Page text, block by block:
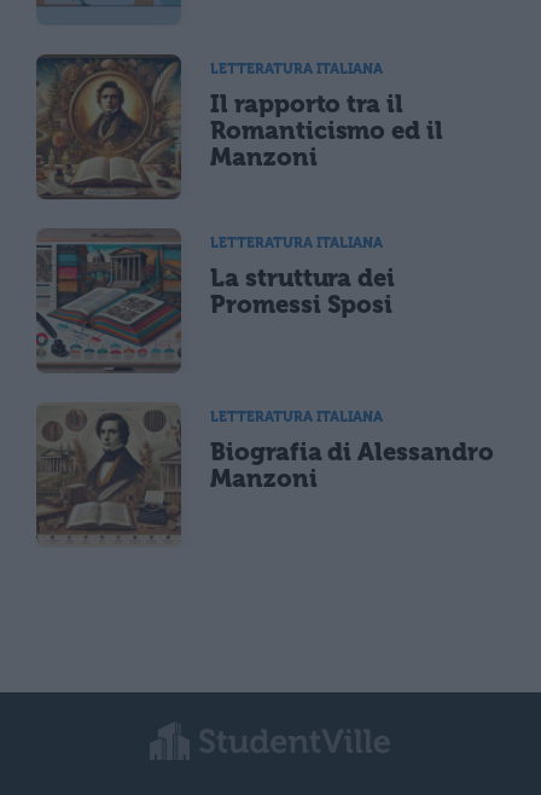
LETTERATURA ITALIANA
Il rapporto tra il
Romanticismo ed il
Manzoni
LETTERATURA ITALIANA
La struttura dei
Promessi Sposi
LETTERATURA ITALIANA
Biografia di Alessandro
Manzoni